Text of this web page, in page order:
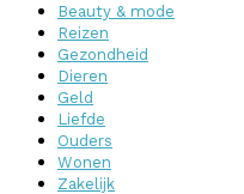
Beauty & mode
Reizen
Gezondheid
Dieren
Geld
Liefde
Ouders
Wonen
Zakelijk